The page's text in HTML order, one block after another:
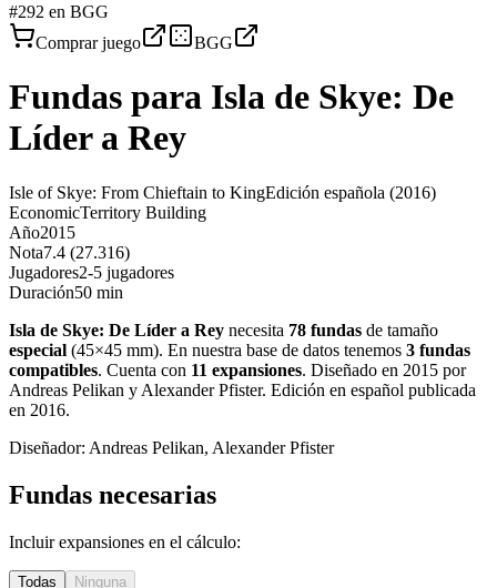
#292 en BGG
Comprar juego
BGG
Fundas para Isla de Skye: De
Líder a Rey
Isle of Skye: From Chieftain to KingEdición española (2016)
EconomicTerritory Building
Año2015
Nota7.4 (27.316)
Jugadores2-5 jugadores
Duración50 min
Isla de Skye: De Líder a Rey necesita 78 fundas de tamaño
especial (45×45 mm). En nuestra base de datos tenemos 3 fundas
compatibles. Cuenta con 11 expansiones. Diseñado en 2015 por
Andreas Pelikan y Alexander Pfister. Edición en español publicada
en 2016.
Diseñador: Andreas Pelikan, Alexander Pfister
Fundas necesarias
Incluir expansiones en el cálculo:
Todas
Ninguna